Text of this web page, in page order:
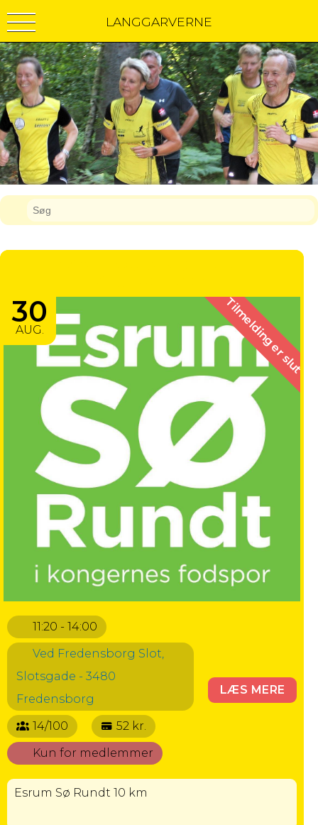
LANGGARVERNE
30
AUG. Tilmelding er slut
11:20 - 14:00
Ved Fredensborg Slot,
Slotsgade - 3480
Fredensborg
14/100
52 kr.
Kun for medlemmer
LÆS MERE
Esrum Sø Rundt 10 km